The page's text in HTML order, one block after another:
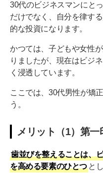
30代のビジネスマンにと
だけでなく、自分を律す
的な投資になります。
かつては、子どもや女性
りましたが、現在はビジ
く浸透しています。
ここでは、30代男性が矯
う。
メリット（1）第
歯並びを整えることは、
を高める要素のひとつ と